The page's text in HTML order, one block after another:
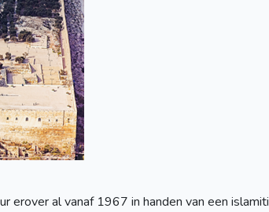
al vanaf 1967 in handen van een